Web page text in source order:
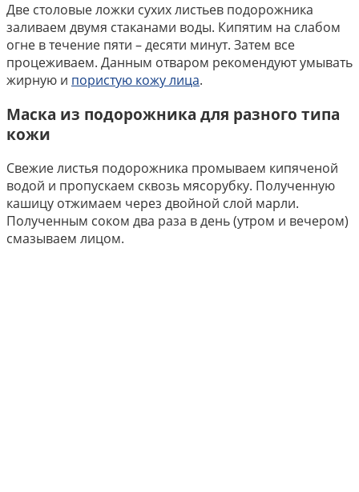
Две столовые ложки сухих листьев подорожника
заливаем двумя стаканами воды. Кипятим на слабом
огне в течение пяти – десяти минут. Затем все
процеживаем. Данным отваром рекомендуют умывать
жирную и пористую кожу лица.
Маска из подорожника для разного типа
кожи
Свежие листья подорожника промываем кипяченой
водой и пропускаем сквозь мясорубку. Полученную
кашицу отжимаем через двойной слой марли.
Полученным соком два раза в день (утром и вечером)
смазываем лицом.